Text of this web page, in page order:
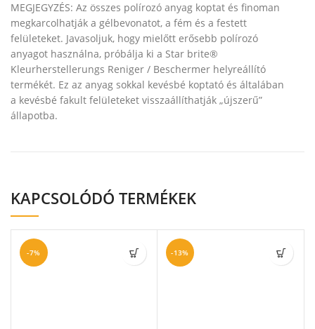
MEGJEGYZÉS: Az összes polírozó anyag koptat és finoman
megkarcolhatják a gélbevonatot, a fém és a festett
felületeket. Javasoljuk, hogy mielőtt erősebb polírozó
anyagot használna, próbálja ki a Star brite®
Kleurherstellerungs Reniger / Beschermer helyreállító
termékét. Ez az anyag sokkal kevésbé koptató és általában
a kevésbé fakult felületeket visszaállíthatják „újszerű”
állapotba.
KAPCSOLÓDÓ TERMÉKEK
-7% -13%